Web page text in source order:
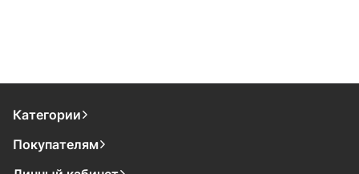
Категории
Покупателям